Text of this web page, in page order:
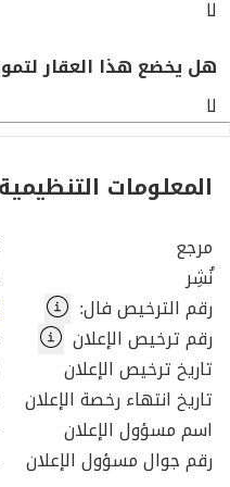
لا
هل يخضع هذا العقار
لا
المعلومات التنظيمية
مرجع
نُشِر
رقم الترخيص فال:
رقم ترخيص الإعلان
تاريخ ترخيص الإعلان
تاريخ انتهاء رخصة الإعلان
اسم مسؤول الإعلان
رقم جوال مسؤول الإعلان